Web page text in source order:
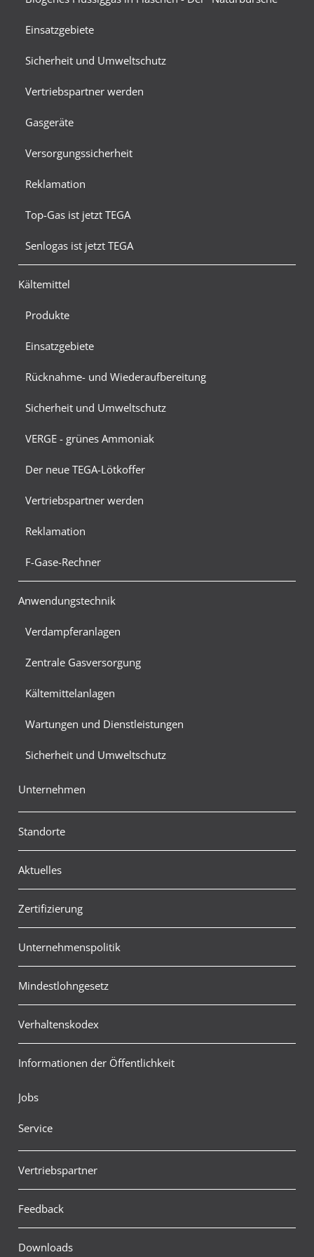
Einsatzgebiete
Sicherheit und Umweltschutz
Vertriebspartner werden
Gasgeräte
Versorgungssicherheit
Reklamation
Top-Gas ist jetzt TEGA
Senlogas ist jetzt TEGA
Kältemittel
Produkte
Einsatzgebiete
Rücknahme- und Wiederaufbereitung
Sicherheit und Umweltschutz
VERGE - grünes Ammoniak
Der neue TEGA-Lötkoffer
Vertriebspartner werden
Reklamation
F-Gase-Rechner
Anwendungstechnik
Verdampferanlagen
Zentrale Gasversorgung
Kältemittelanlagen
Wartungen und Dienstleistungen
Sicherheit und Umweltschutz
Unternehmen
Standorte
Aktuelles
Zertifizierung
Unternehmenspolitik
Mindestlohngesetz
Verhaltenskodex
Informationen der Öffentlichkeit
Jobs
Service
Vertriebspartner
Feedback
Downloads